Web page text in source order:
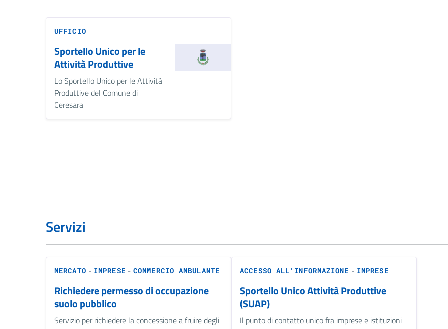
UFFICIO
Sportello Unico per le
Attività Produttive
Lo Sportello Unico per le Attività
Produttive del Comune di
Ceresara
Servizi
MERCATO - IMPRESE -COMMERCIO AMBULANTE
Richiedere permesso di occupazione
suolo pubblico
Servizio per richiedere la concessione a fruire degli
ACCESSO ALL'INFORMAZIONE - IMPRESE
Sportello Unico Attività Produttive
(SUAP)
Il punto di contatto unico fra imprese e istituzioni